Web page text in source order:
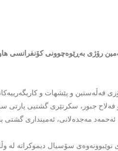
29ـی ئابی 2025، لە سێیەمین رۆژی
فەڵەستین و پێشهات و
جبور، سکرتێری گشتیی
مەجدەلانی، ئەمینداری
نوێبوونەوەی سۆسیال دیموکراتە لە